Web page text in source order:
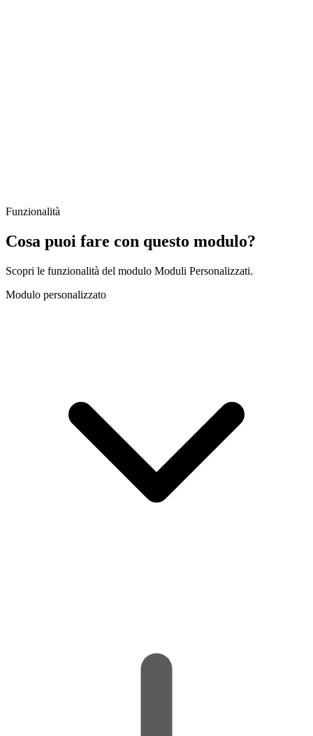
Funzionalità
Cosa puoi fare con questo modulo?
Scopri le funzionalità del modulo Moduli Personalizzati.
Modulo personalizzato